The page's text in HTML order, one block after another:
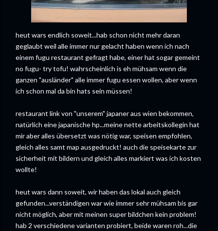
heut wars endlich soweit...hab schon nicht mehr daran
geglaubt weil alle immer nur gelacht haben wenn ich nach
einem fugu restaurant gefragt habe, einer hat sogar gemeint
no fugu- try tofu! wahrscheinlich is eh mühsam wenn die
ganzen "ausländer" alle immer fugu essen wollen, aber wenn
ich schon mal da bin hats sein müssen!
restaurant link von "unserem" japaner aus wien bekommen,
natürlich eine japanische hp...meine nette arbeitskollegin hat
mir aber alles übersetzt was nötig war, speisen empfohlen,
gleich alles samt map ausgedruckt! auch die speisekarte zur
sicherheit mit bildern und gleich alles markiert was ich kosten
wollte!
heut wars dann soweit, wir haben das lokal auch gleich
gefunden...verständigen war wie immer sehr mühsam bis gar
nicht möglich, aber mit meinen super bildchen kein problem!
hab 2 verschiedene varianten probiert, beide waren roh...die